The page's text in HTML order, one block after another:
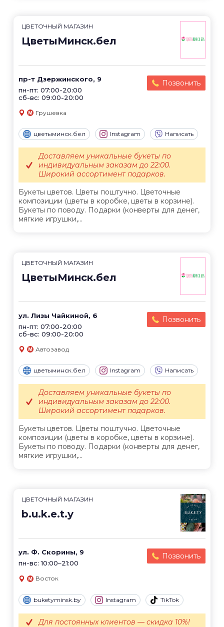
ЦВЕТОЧНЫЙ МАГАЗИН
ЦветыМинск.бел
пр-т Дзержинского, 9
пн-пт: 07:00-20:00
сб-вс: 09:00-20:00
Позвонить
Грушевка
цветыминск.бел Instagram Написать
Букеты цветов. Цветы поштучно. Цветочные
композиции (цветы в коробке, цветы в корзине).
Букеты по поводу. Подарки (конверты для денег,
мягкие игрушки,...
Доставляем уникальные букеты по
индивидуальным заказам до 22:00.
Широкий ассортимент подарков.
ЦВЕТОЧНЫЙ МАГАЗИН
ЦветыМинск.бел
ул. Лизы Чайкиной, 6
пн-пт: 07:00-20:00
сб-вс: 09:00-20:00
Позвонить
Автозавод
цветыминск.бел Instagram Написать
Букеты цветов. Цветы поштучно. Цветочные
композиции (цветы в коробке, цветы в корзине).
Букеты по поводу. Подарки (конверты для денег,
мягкие игрушки,...
Доставляем уникальные букеты по
индивидуальным заказам до 22:00.
Широкий ассортимент подарков.
ЦВЕТОЧНЫЙ МАГАЗИН
b.u.k.e.t.y
ул. Ф. Скорины, 9
пн-вс: 10:00–21:00
Позвонить
Восток
buketyminsk.by Instagram TikTok
Для постоянных клиентов — скидка 10%!